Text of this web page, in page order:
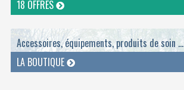
18 OFFRES
Accessoires, équipements, produits de soin ...
LA BOUTIQUE